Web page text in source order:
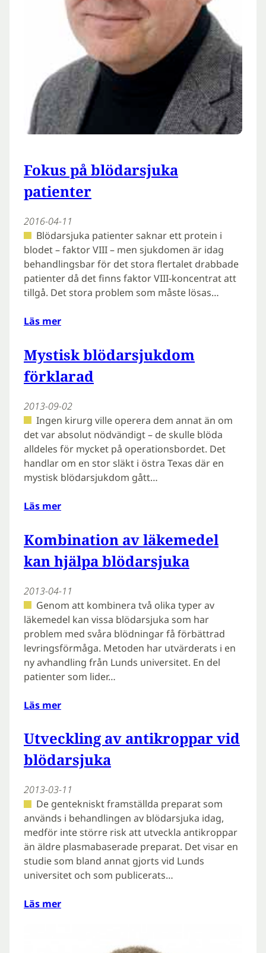
Fokus på blödarsjuka
patienter
2016-04-11
Blödarsjuka patienter saknar ett protein i
blodet – faktor VIII – men sjukdomen är idag
behandlingsbar för det stora flertalet drabbade
patienter då det finns faktor VIII-koncentrat att
tillgå. Det stora problem som måste lösas…
Läs mer
Mystisk blödarsjukdom
förklarad
2013-09-02
Ingen kirurg ville operera dem annat än om
det var absolut nödvändigt – de skulle blöda
alldeles för mycket på operationsbordet. Det
handlar om en stor släkt i östra Texas där en
mystisk blödarsjukdom gått…
Läs mer
Kombination av läkemedel
kan hjälpa blödarsjuka
2013-04-11
Genom att kombinera två olika typer av
läkemedel kan vissa blödarsjuka som har
problem med svåra blödningar få förbättrad
levringsförmåga. Metoden har utvärderats i en
ny avhandling från Lunds universitet. En del
patienter som lider…
Läs mer
Utveckling av antikroppar vid
blödarsjuka
2013-03-11
De gentekniskt framställda preparat som
används i behandlingen av blödarsjuka idag,
medför inte större risk att utveckla antikroppar
än äldre plasmabaserade preparat. Det visar en
studie som bland annat gjorts vid Lunds
universitet och som publicerats…
Läs mer